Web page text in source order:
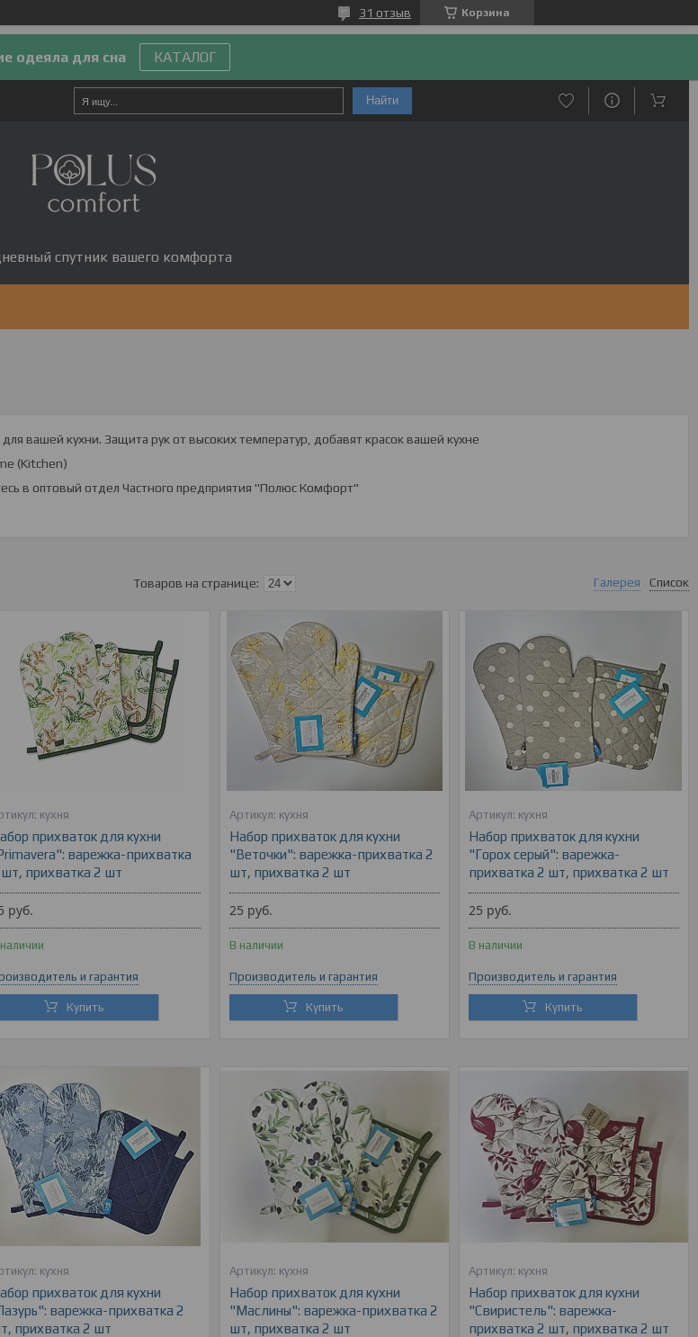
Корзина
31 отзыв
одеяла для сна КАТАЛОГ
Найти
спутник вашего комфорта
вашей кухни. Защита рук от высоких температур, добавят красок вашей кухне
(Kitchen)
в оптовый отдел Частного предприятия "Полюс Комфорт"
Галерея Список
кухня
прихваток для кухни
варежка-прихватка
прихватка 2 шт
руб.
и гарантия
Купить
кухня
Набор прихваток для кухни
"Веточки": варежка-прихватка 2
шт, прихватка 2 шт
25 руб.
В наличии
Производитель и гарантия
Купить
кухня
Набор прихваток для кухни
"Горох серый": варежка-
прихватка 2 шт, прихватка 2 шт
25 руб.
В наличии
Производитель и гарантия
Купить
кухня
прихваток для кухни
варежка-прихватка 2
прихватка 2 шт
кухня
Набор прихваток для кухни
"Маслины": варежка-прихватка 2
шт, прихватка 2 шт
кухня
Набор прихваток для кухни
"Свиристель": варежка-
прихватка 2 шт, прихватка 2 шт